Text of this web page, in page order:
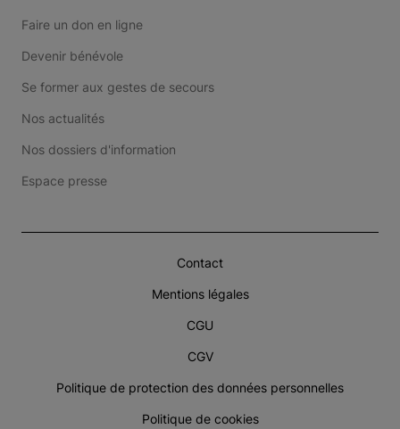
Faire un don en ligne
Devenir bénévole
Se former aux gestes de secours
Nos actualités
Nos dossiers d'information
Espace presse
Contact
Mentions légales
CGU
CGV
Politique de protection des données personnelles
Politique de cookies